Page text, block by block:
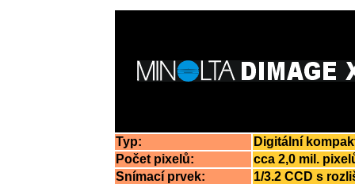
Typ:
Digitální
Počet pixelů:
cca 2,0 mil.
Snímací prvek:
1/3.2 CCD s